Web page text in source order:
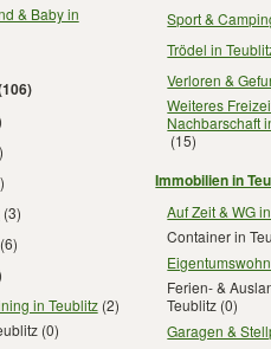
& Baby in
(3)
in Teublitz(2)
(0)
Sport &
Trödel in
Verloren &
Weiteres
Nachbarschaft
(15)
Immobilien in
Auf Zeit & WG
Container in
Ferien- &
Teublitz (0)
Garagen &